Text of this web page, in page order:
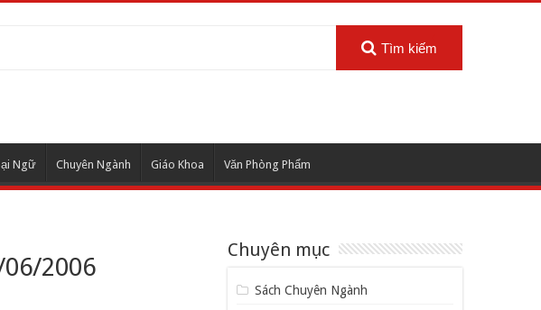
Tìm kiếm
Ngữ Chuyên Ngành Giáo Khoa Văn Phòng Phẩm
2006
Chuyên mục
Sách Chuyên Ngành